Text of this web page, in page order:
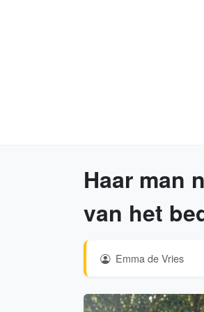
Haar man
van het
Emma de Vries